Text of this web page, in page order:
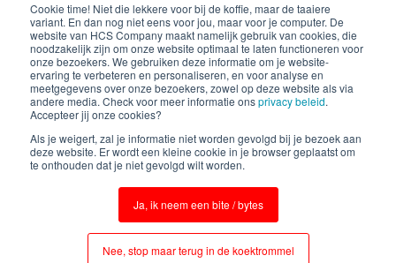
Cookie time! Niet die lekkere voor bij de koffie, maar de taaiere
variant. En dan nog niet eens voor jou, maar voor je computer. De
website van HCS Company maakt namelijk gebruik van cookies, die
noodzakelijk zijn om onze website optimaal te laten functioneren voor
onze bezoekers. We gebruiken deze informatie om je website-
ervaring te verbeteren en personaliseren, en voor analyse en
meetgegevens over onze bezoekers, zowel op deze website als via
andere media. Check voor meer informatie onsprivacy beleid.
Accepteer jij onze cookies?
Als je weigert, zal je informatie niet worden gevolgd bij je bezoek aan
deze website. Er wordt een kleine cookie in je browser geplaatst om
te onthouden dat je niet gevolgd wilt worden.
Ja, ik neem een bite / bytes
Nee, stop maar terug in de koektrommel
HCS Company
Anthony Fokkerweg 61
1059 CP Amsterdam
Instagram
LinkedIn
YouTube
Terms & conditions Privacy policy